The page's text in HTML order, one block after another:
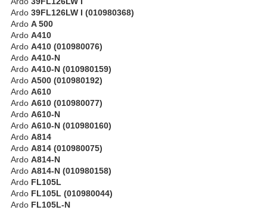
Ardo 39FL126LW I (010980368)
Ardo A 500
Ardo A410
Ardo A410 (010980076)
Ardo A410-N
Ardo A410-N (010980159)
Ardo A500 (010980192)
Ardo A610
Ardo A610 (010980077)
Ardo A610-N
Ardo A610-N (010980160)
Ardo A814
Ardo A814 (010980075)
Ardo A814-N
Ardo A814-N (010980158)
Ardo FL105L
Ardo FL105L (010980044)
Ardo FL105L-N